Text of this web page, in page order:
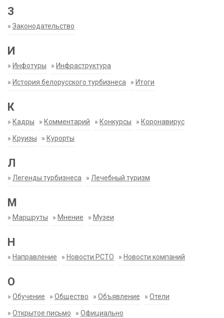
З
» Законодательство
И
» Инфотуры » Инфраструктура
» История белорусского турбизнеса » Итоги
К
» Кадры » Комментарий » Конкурсы » Коронавирус
» Круизы » Курорты
Л
» Легенды турбизнеса » Лечебный туризм
М
» Маршруты » Мнение » Музеи
Н
» Направление » Новости РСТО » Новости компаний
О
» Обучение » Общество » Объявление » Отели
» Открытое письмо » Официально